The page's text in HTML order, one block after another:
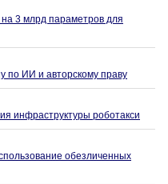
3 млрд параметров для
по ИИ и авторскому праву
инфраструктуры роботакси
обезличенных